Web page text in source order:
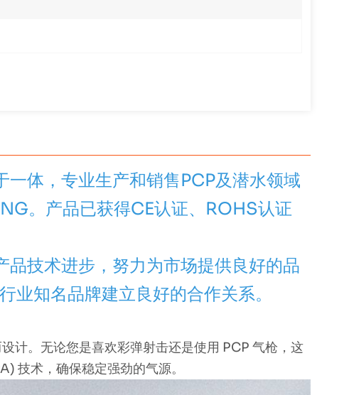
体，专业生产和销售PCP及潜水领域
。产品已获得CE认证、ROHS认证
技术进步，努力为市场提供良好的品
知名品牌建立良好的合作关系。
计。无论您是喜欢彩弹射击还是使用 PCP 气枪，这
技术，确保稳定强劲的气源。